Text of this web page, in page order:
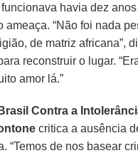
havia dez
ameaça. “Não foi nada
de matriz africana”,
reconstruir o lugar.
amor lá.”
Brasil Contra a
critica a ausência
“Temos de nos basear